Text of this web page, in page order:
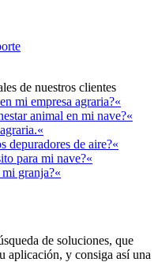
de nuestros clientes
mi empresa agraria?«
animal en mi nave?«
depuradores de aire?«
para mi nave?«
granja?«
de soluciones, que
aplicación, y consiga así una